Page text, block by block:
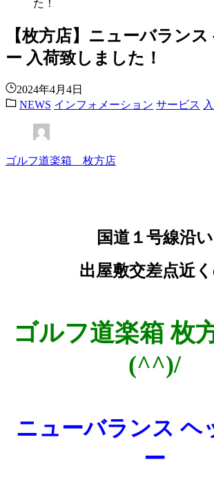
た！
【枚方店】ニューバラン
ー 入荷致しました！
2024年4月4日
NEWS インフォメーション サービス
ゴルフ道楽箱 枚方店
国道１号線沿い
出屋敷交差点近
ゴルフ道楽箱 枚
(^^)/
ニューバランス ヘ
ー